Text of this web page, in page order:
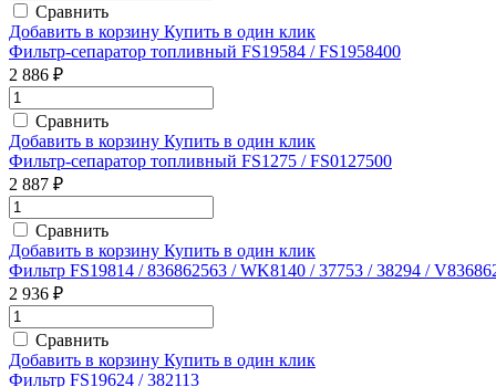
Сравнить
Добавить в корзину Купить в один клик
Фильтр-сепаратор топливный FS19584 / FS1958400
2 886 ₽
Сравнить
Добавить в корзину Купить в один клик
Фильтр-сепаратор топливный FS1275 / FS0127500
2 887 ₽
Сравнить
Добавить в корзину Купить в один клик
Фильтр FS19814 / 836862563 / WK8140 / 37753 / 38294 /
2 936 ₽
Сравнить
Добавить в корзину Купить в один клик
Фильтр FS19624 / 382113